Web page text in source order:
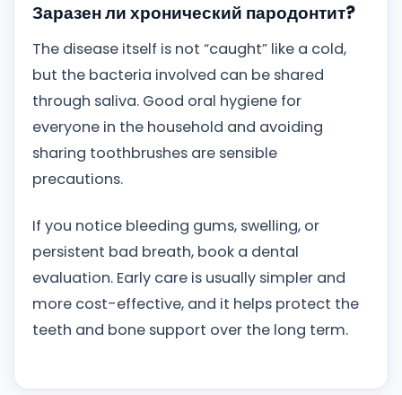
Заразен ли хронический пародонтит?
The disease itself is not “caught” like a cold,
but the bacteria involved can be shared
through saliva. Good oral hygiene for
everyone in the household and avoiding
sharing toothbrushes are sensible
precautions.
If you notice bleeding gums, swelling, or
persistent bad breath, book a dental
evaluation. Early care is usually simpler and
more cost-effective, and it helps protect the
teeth and bone support over the long term.